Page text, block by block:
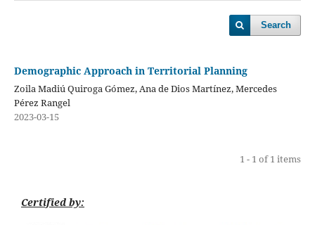
Search
Demographic Approach in Territorial Planning
Zoila Madiú Quiroga Gómez, Ana de Dios Martínez, Mercedes
Pérez Rangel
2023-03-15
1 - 1 of 1 items
Certified by: